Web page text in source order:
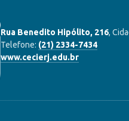
Rua Benedito Hipólito, 216,
Telefone: (21) 2334-7434
www.cecierj.edu.br